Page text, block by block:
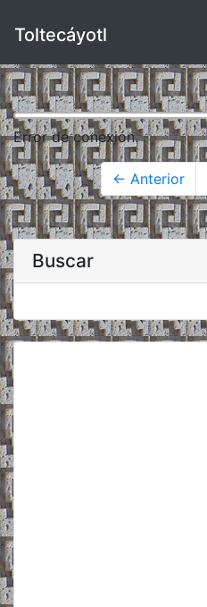
Toltecáyotl
Error de conexión.
← Anterior
Buscar